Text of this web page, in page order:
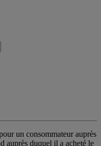
un consommateur auprès
auprès duquel il a acheté le